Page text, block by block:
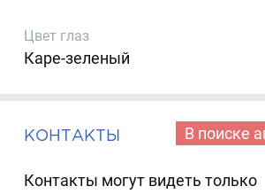
Цвет глаз
Каре-зеленый
КОНТАКТЫ В поиске
Контакты могут видеть только